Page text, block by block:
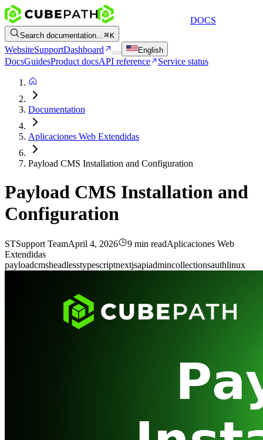
DOCS
Search documentation... K
WebsiteSupportDashboard English
DocsGuidesProduct docsAPI reference Service status
Documentation
Aplicaciones Web Extendidas
Payload CMS Installation and Configuration
Payload CMS Installation and
Configuration
STSupport TeamApril 4, 2026 9 min readAplicaciones Web
Extendidas
payloadcmsheadlesstypescriptnextjsapiadmincollectionsauthlinux